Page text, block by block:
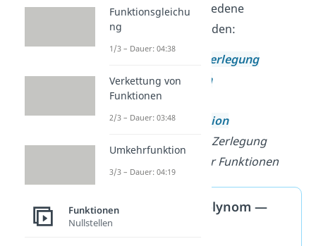
kannst du verschiedene
Methoden
anwenden:
Linearfaktorzerlegung
Ausklammern
Substitution
Polynomdivision
Kombination: Zerlegung
ganzrationaler Funktionen
Nullstellen Polynom —
Funktionsgleichu
ng
1/3 – Dauer: 04:38
Verkettung von
Funktionen
2/3 – Dauer: 03:48
Umkehrfunktion
3/3 – Dauer: 04:19
Funktionen
Nullstellen